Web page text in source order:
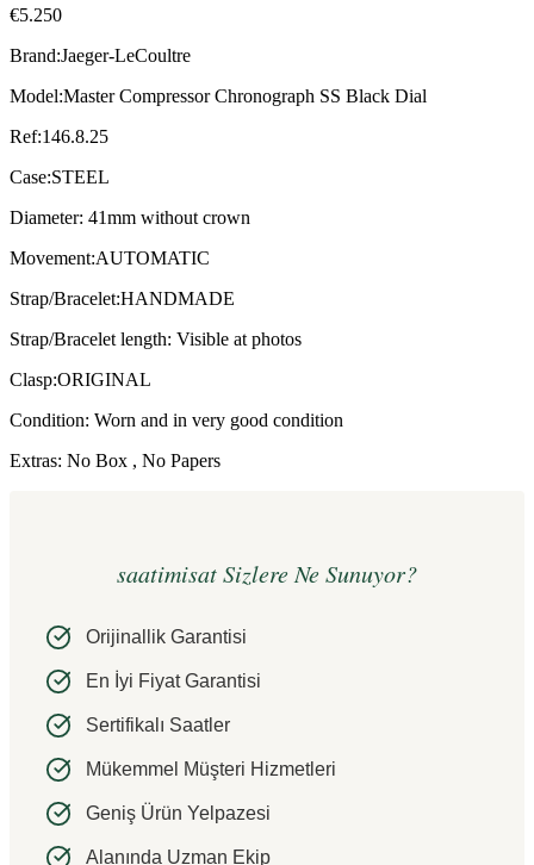
€5.250
Brand:Jaeger-LeCoultre
Model:Master Compressor Chronograph SS Black Dial
Ref:146.8.25
Case:STEEL
Diameter: 41mm without crown
Movement:AUTOMATIC
Strap/Bracelet:HANDMADE
Strap/Bracelet length: Visible at photos
Clasp:ORIGINAL
Condition: Worn and in very good condition
Extras: No Box , No Papers
saatimisat Sizlere Ne Sunuyor?
Orijinallik Garantisi
En İyi Fiyat Garantisi
Sertifikalı Saatler
Mükemmel Müşteri Hizmetleri
Geniş Ürün Yelpazesi
Alanında Uzman Ekip